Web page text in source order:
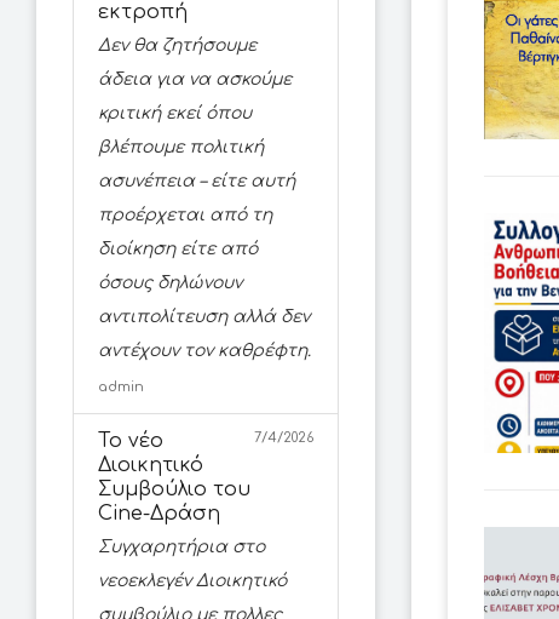
εκτροπή
Δεν θα ζητήσουμε
άδεια για να ασκούμε
κριτική εκεί όπου
βλέπουμε πολιτική
ασυνέπεια – είτε αυτή
προέρχεται από τη
διοίκηση είτε από
όσους δηλώνουν
αντιπολίτευση αλλά δεν
αντέχουν τον καθρέφτη.
admin
Το νέο
Διοικητικό
Συμβούλιο του
Cine-Δράση
7/4/2026
Συγχαρητήρια στο
νεοεκλεγέν Διοικητικό
συμβούλιο με πολλες